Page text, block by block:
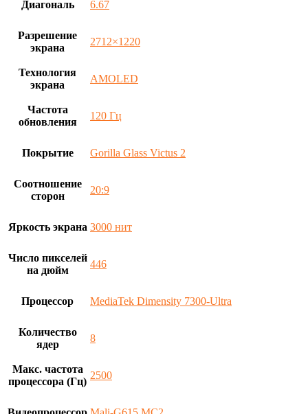
Диагональ 6.67
Разрешение
экрана
2712×1220
Технология
экрана
AMOLED
Частота
обновления
120 Гц
Покрытие Gorilla Glass Victus 2
Соотношение
сторон
20:9
Яркость экрана 3000 нит
Число пикселей
на дюйм
446
Процессор MediaTek Dimensity 7300-Ultra
Количество
ядер
8
Макс. частота
процессора (Гц)
2500